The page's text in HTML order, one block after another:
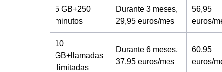
5 GB+250
minutos
Durante 3 meses,
29,95 euros/mes
56,95
euros/
10
GB+llamadas
ilimitadas
Durante 6 meses,
37,95 euros/mes
60,95
euros/